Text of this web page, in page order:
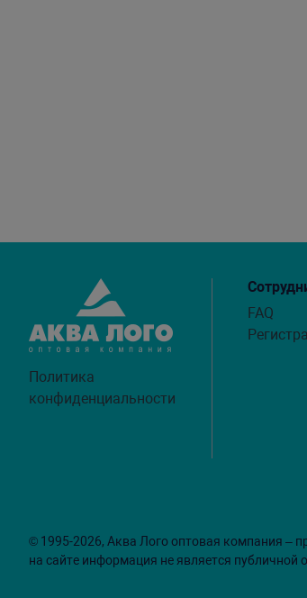
Политика
конфиденциальности
FAQ
© 1995-2026, Аква Лого оптовая компания –
на сайте информация не является